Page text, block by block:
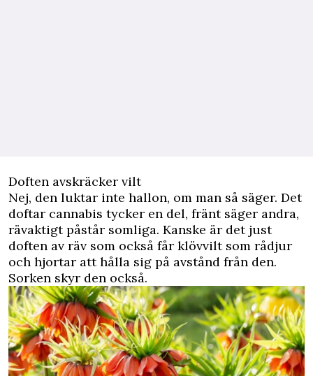
Doften avskräcker vilt
Nej, den luktar inte hallon, om man så säger. Det
doftar cannabis tycker en del, fränt säger andra,
rävaktigt påstår somliga. Kanske är det just
doften av räv som också får klövvilt som rådjur
och hjortar att hålla sig på avstånd från den.
Sorken skyr den också.